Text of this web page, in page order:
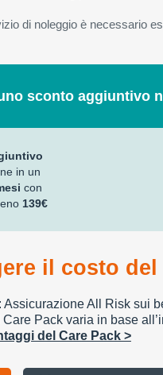
di noleggio è necessario
sconto aggiuntivo
in un
con
139€
il costo del
Assicurazione All Risk sui
Pack varia in base
del Care Pack >